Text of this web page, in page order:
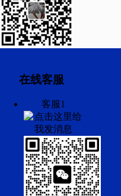
在线客服
客服1